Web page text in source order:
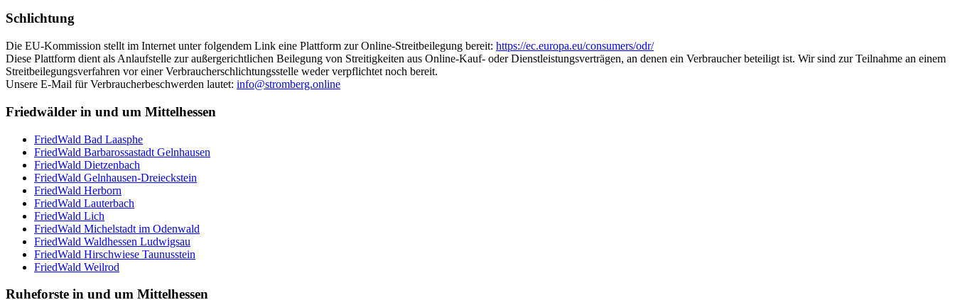
Schlichtung
Die EU-Kommission stellt im Internet unter folgendem Link eine Plattform zur Online-Streitbeilegung bereit: https://ec.europa.eu/consumers/odr/
Diese Plattform dient als Anlaufstelle zur außergerichtlichen Beilegung von Streitigkeiten aus Online-Kauf- oder Dienstleistungsverträgen, an denen ein Verbraucher beteiligt ist. Wir sind zur Teilnahme an einem
Streitbeilegungsverfahren vor einer Verbraucherschlichtungsstelle weder verpflichtet noch bereit.
Unsere E-Mail für Verbraucherbeschwerden lautet: info@stromberg.online
Friedwälder in und um Mittelhessen
FriedWald Bad Laasphe
FriedWald Barbarossastadt Gelnhausen
FriedWald Dietzenbach
FriedWald Gelnhausen-Dreieckstein
FriedWald Herborn
FriedWald Lauterbach
FriedWald Lich
FriedWald Michelstadt im Odenwald
FriedWald Waldhessen Ludwigsau
FriedWald Hirschwiese Taunusstein
FriedWald Weilrod
Ruheforste in und um Mittelhessen